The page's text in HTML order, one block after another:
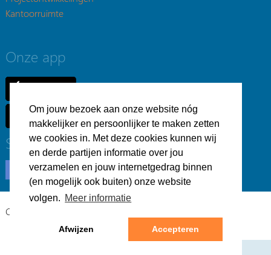
Om jouw bezoek aan onze website nóg
makkelijker en persoonlijker te maken zetten
we cookies in. Met deze cookies kunnen wij
en derde partijen informatie over jou
verzamelen en jouw internetgedrag binnen
(en mogelijk ook buiten) onze website
volgen. Meer informatie
Afwijzen Accepteren
Kantoorruimte
Onze app
Social
Copyright © Bedrijfsvastgoed.nl -